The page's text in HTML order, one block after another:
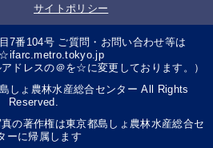
サイトポリシー
7番104号 ご質問・お問い合わせ等は
ドレスの＠を☆に変更しております。）
しょ農林水産総合センター All Rights
Reserved.
の著作権は東京都島しょ農林水産総合セ
ーに帰属します